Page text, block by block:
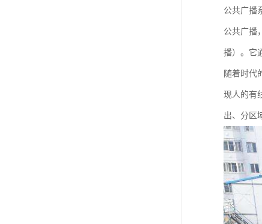
公共广播
公共广播
播）。它
随着时代
现人的有
出、分区